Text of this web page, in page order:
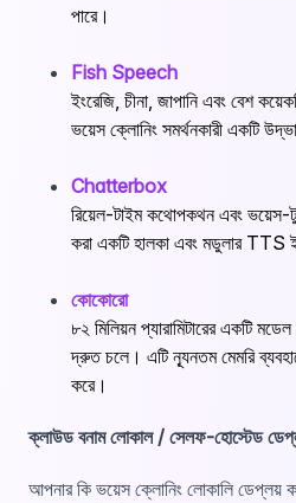
পারে।
Fish Speech
ইংরেজি, চীনা, জাপানি এবং বেশ
ভয়েস ক্লোনিং সমর্থনকারী একটি
Chatterbox
রিয়েল-টাইম কথোপকথন এবং ভয়েস-
করা একটি হালকা এবং মডুলার TTS
কোকোরো
৮২ মিলিয়ন প্যারামিটারের একটি
দ্রুত চলে। এটি ন্যূনতম মেমরি
করে।
ক্লাউড বনাম লোকাল / সেলফ-হোস্টেড
আপনার কি ভয়েস ক্লোনিং লোকালি ডেপ্লয়